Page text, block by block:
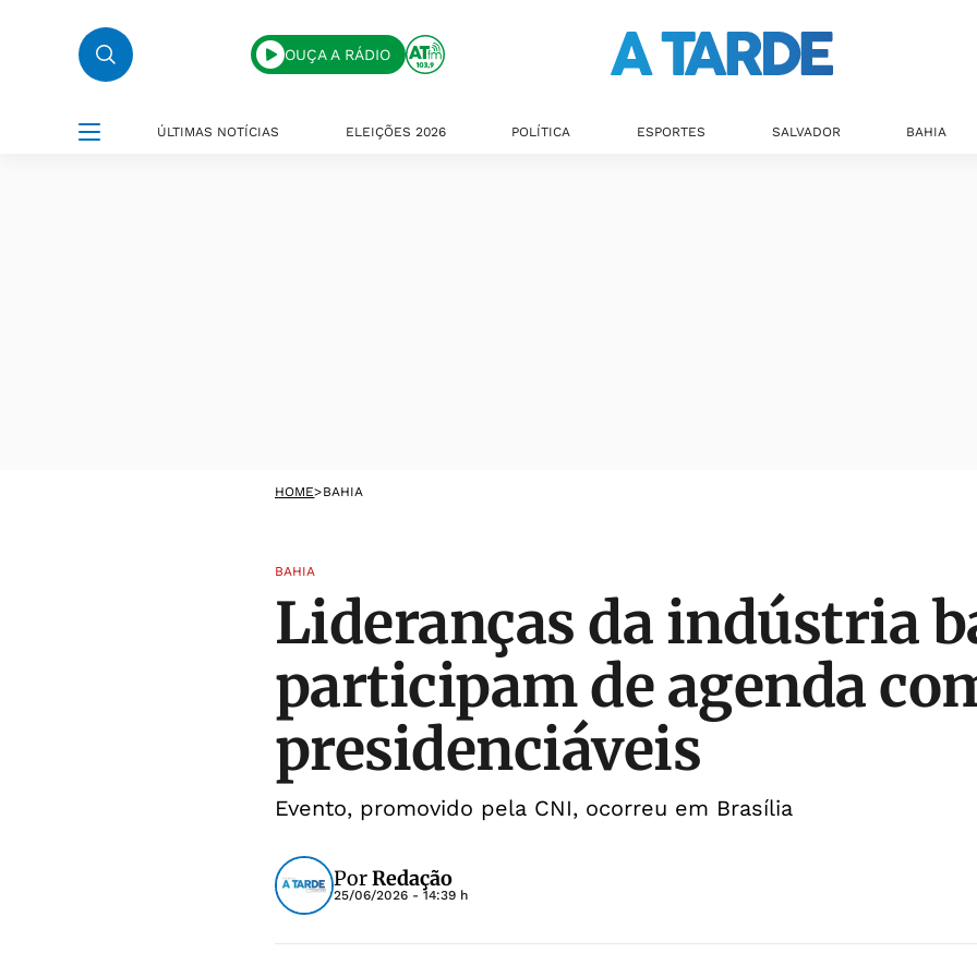
OUÇA A RÁDIO
ÚLTIMAS NOTÍCIAS ELEIÇÕES 2026 POLÍTICA ESPORTES SALVADOR BAHIA
HOME>BAHIA
BAHIA
Lideranças da indústria
participam de agenda
presidenciáveis
Evento, promovido pela CNI, ocorreu em Brasília
PorRedação
25/06/2026 - 14:39 h